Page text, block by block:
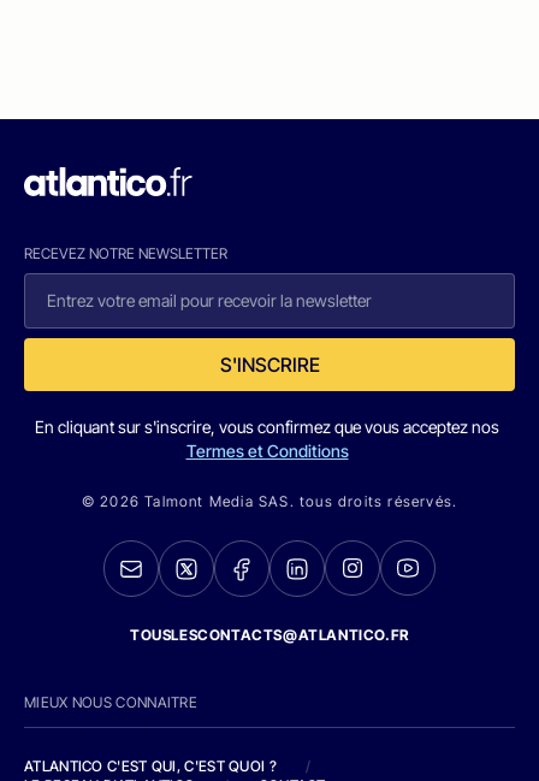
RECEVEZ NOTRE NEWSLETTER
S'INSCRIRE
En cliquant sur s'inscrire, vous confirmez que vous acceptez nos
Termes et Conditions
© 2026 Talmont Media SAS. tous droits réservés.
TOUSLESCONTACTS@ATLANTICO.FR
MIEUX NOUS CONNAITRE
ATLANTICO C'EST QUI, C'EST QUOI ?
/